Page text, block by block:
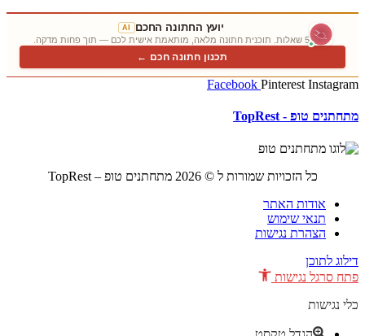
יועץ החתונה החכם AI
5 שאלות. תוכנית חתונה מלאה, מותאמת אישית לכם — תוך פחות מדקה.
תכנון חתונה חכם ←
Facebook Pinterest Instagram
מתחתנים טופ - TopRest
כל הזכויות שמורות ל © 2026 מתחתנים טופ – TopRest
אודות האתר
תנאי שימוש
הצהרת נגישות
דילוג לתוכן
פתח סרגל נגישות
כלי נגישות